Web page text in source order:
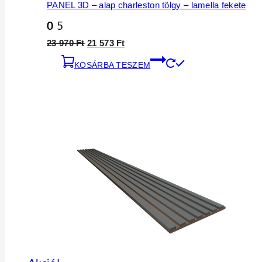
PANEL 3D – alap charleston tölgy – lamella fekete
0 5
23 970Ft Original
was:
21 573 FtCurrent
is:
KOSÁRBA TESZEM